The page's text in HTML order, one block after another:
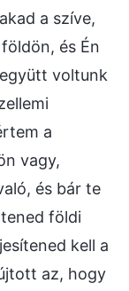
a szíve,
és Én
voltunk
a
vagy,
és bár te
földi
kell a
az, hogy